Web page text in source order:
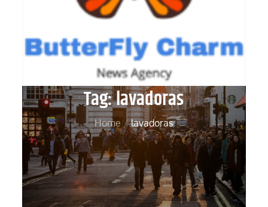
Tag:lavadoras
Home lavadoras